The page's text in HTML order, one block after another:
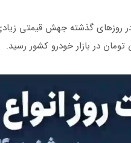
روزهای گذشته جهش قیمتی